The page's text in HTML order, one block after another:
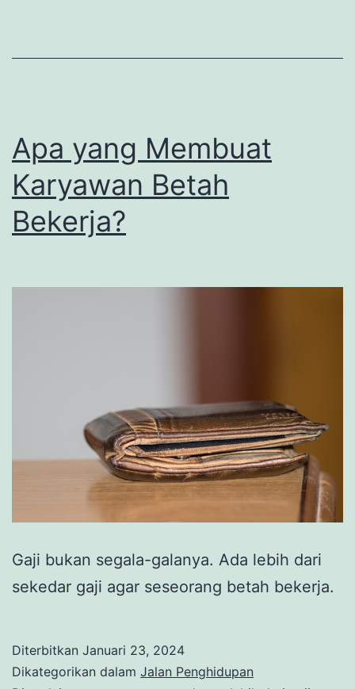
Apa yang Membuat
Karyawan Betah
Bekerja?
Gaji bukan segala-galanya. Ada lebih dari
sekedar gaji agar seseorang betah bekerja.
Diterbitkan Januari 23, 2024
Dikategorikan dalam Jalan Penghidupan